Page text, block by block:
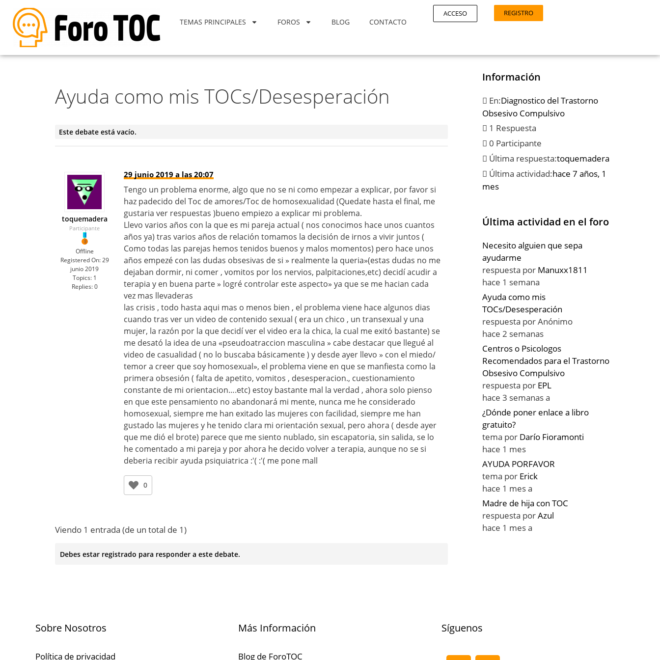
TEMAS PRINCIPALES FOROS BLOG CONTACTO
ACCESO REGISTRO
Ayuda como mis TOCs/Desesperación
Este debate está vacío.
toquemadera
Participante
Offline
Registered On: 29
junio 2019
Topics: 1
Replies: 0
29 junio 2019 a las 20:07
Tengo un problema enorme, algo que no se ni como empezar a explicar, por favor si
haz padecido del Toc de amores/Toc de homosexualidad (Quedate hasta el final, me
gustaria ver respuestas )bueno empiezo a explicar mi problema.
Llevo varios años con la que es mi pareja actual ( nos conocimos hace unos cuantos
años ya) tras varios años de relación tomamos la decisión de irnos a vivir juntos (
Como todas las parejas hemos tenidos buenos y malos momentos) pero hace unos
años empezé con las dudas obsesivas de si » realmente la queria»(estas dudas no me
dejaban dormir, ni comer , vomitos por los nervios, palpitaciones,etc) decidí acudir a
terapia y en buena parte » logré controlar este aspecto» ya que se me hacian cada
vez mas llevaderas
las crisis , todo hasta aqui mas o menos bien , el problema viene hace algunos dias
cuando tras ver un video de contenido sexual ( era un chico , un transexual y una
mujer, la razón por la que decidí ver el video era la chica, la cual me exitó bastante) se
me desató la idea de una «pseudoatraccion masculina » cabe destacar que llegué al
video de casualidad ( no lo buscaba básicamente ) y desde ayer llevo » con el miedo/
temor a creer que soy homosexual», el problema viene en que se manfiesta como la
primera obsesión ( falta de apetito, vomitos , desesperacion., cuestionamiento
constante de mi orientacion….etc) estoy bastante mal la verdad , ahora solo pienso
en que este pensamiento no abandonará mi mente, nunca me he considerado
homosexual, siempre me han exitado las mujeres con facilidad, siempre me han
gustado las mujeres y he tenido clara mi orientación sexual, pero ahora ( desde ayer
que me dió el brote) parece que me siento nublado, sin escapatoria, sin salida, se lo
he comentado a mi pareja y por ahora he decido volver a terapia, aunque no se si
deberia recibir ayuda psiquiatrica :'( :'( me pone mall
0
Viendo 1 entrada (de un total de 1)
Debes estar registrado para responder a este debate.
Información
En:Diagnostico del Trastorno
Obsesivo Compulsivo
1 Respuesta
0 Participante
Última respuesta:toquemadera
Última actividad:hace 7 años, 1
mes
Última actividad en el foro
Necesito alguien que sepa
ayudarme
respuesta por Manuxx1811
hace 1 semana
Ayuda como mis
TOCs/Desesperación
respuesta porAnónimo
hace 2 semanas
Centros o Psicologos
Recomendados para el Trastorno
Obsesivo Compulsivo
respuesta por EPL
hace 3 semanas a
¿Dónde poner enlace a libro
gratuito?
tema por Darío Fioramonti
hace 1 mes
AYUDA PORFAVOR
tema por Erick
hace 1 mes a
Madre de hija con TOC
respuesta porAzul
hace 1 mes a
Sobre Nosotros
Política de privacidad
Más Información
Blog de ForoTOC
Síguenos